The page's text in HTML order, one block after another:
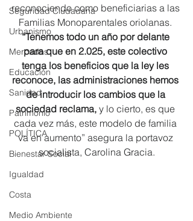
Seguridad Ciudadana
Urbanismo
Mercados
Educación
Sanidad
Patrimonio
POLÍTICA
Bienestar Social
Igualdad
Costa
Medio Ambiente
reconociendo como beneficiarias a las
Familias Monoparentales oriolanas.
“Tenemos todo un año por delante
para que en 2.025, este colectivo
tenga los beneficios que la ley les
reconoce, las administraciones hemos
de introducir los cambios que la
sociedad reclama, y lo cierto, es que
cada vez más, este modelo de familia
va en aumento” asegura la portavoz
socialista, Carolina Gracia.